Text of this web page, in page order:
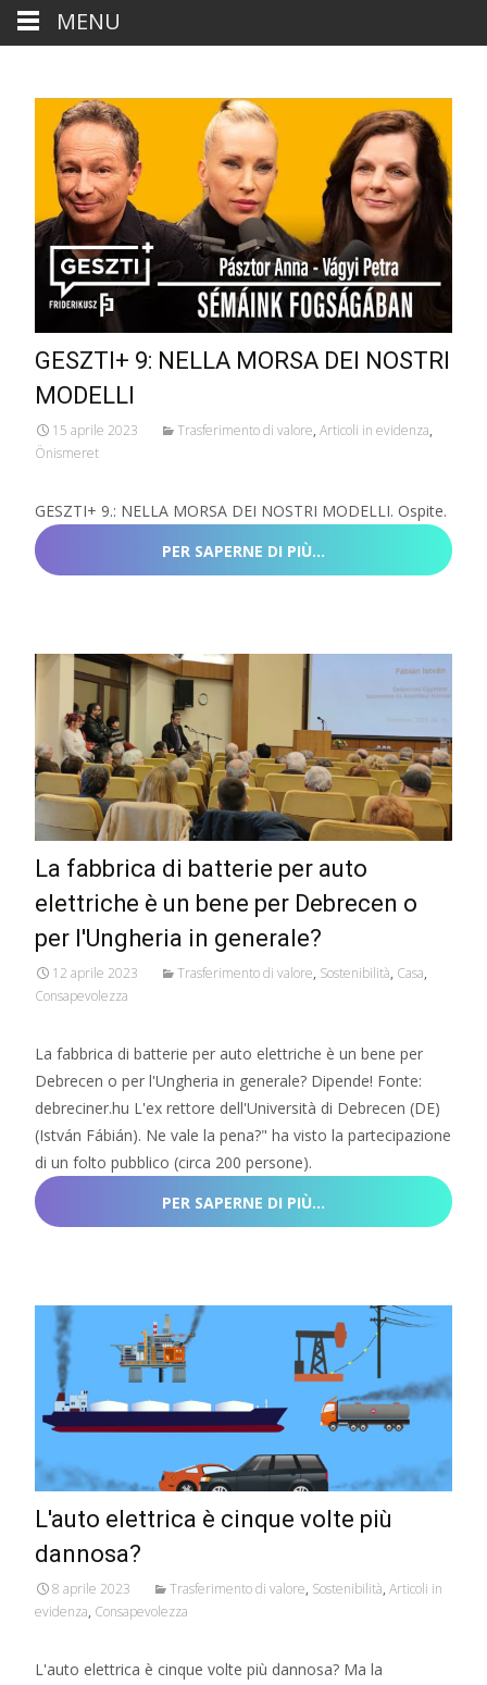
GESZTI+ 9: NELLA MORSA DEI NOSTRI
MODELLI
15 aprile 2023 Trasferimento di valore, Articoli in evidenza,
Önismeret
GESZTI+ 9.: NELLA MORSA DEI NOSTRI MODELLI. Ospite.
PER SAPERNE DI PIÙ…
La fabbrica di batterie per auto
elettriche è un bene per Debrecen o
per l'Ungheria in generale?
12 aprile 2023 Trasferimento di valore, Sostenibilità, Casa,
Consapevolezza
La fabbrica di batterie per auto elettriche è un bene per
Debrecen o per l'Ungheria in generale? Dipende! Fonte:
debreciner.hu L'ex rettore dell'Università di Debrecen (DE)
(István Fábián). Ne vale la pena?" ha visto la partecipazione
di un folto pubblico (circa 200 persone).
PER SAPERNE DI PIÙ…
L'auto elettrica è cinque volte più
dannosa?
8 aprile 2023 Trasferimento di valore, Sostenibilità, Articoli in
evidenza, Consapevolezza
L'auto elettrica è cinque volte più dannosa? Ma la
MENU